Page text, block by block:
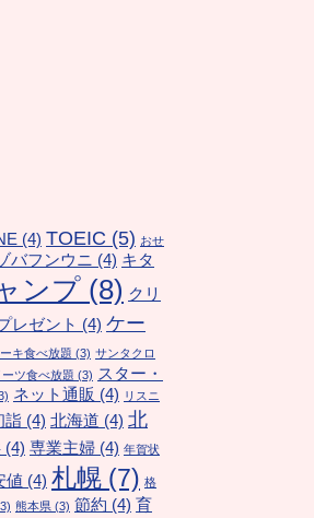
(4) TOEIC (5) おせ
バフンウニ (4) キタ
ンプ (8) クリ
レゼント (4) ケー
キ食べ放題 (3) サンタクロ
ーツ食べ放題 (3) スター・
ネット通販 (4) リスニ
詣 (4) 北海道 (4) 北
(4) 専業主婦 (4) 年賀状
値 (4) 札幌 (7) 格
熊本県 (3) 節約 (4) 育